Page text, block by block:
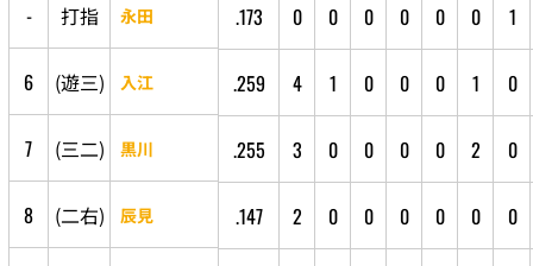
- 打指 永田 .173 0 0 0 0 0 0 1
6 (遊三) 入江 .259 4 1 0 0 0 1 0
7 (三二) 黒川 .255 3 0 0 0 0 2 0
8 (二右) 辰見 .147 2 0 0 0 0 0 0